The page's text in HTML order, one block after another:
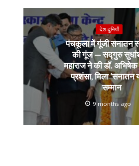
देश-दुनियाँ
पंचकूला में गूंजी सनातन
की गूंज — सद्गुरु
महाराज ने की डॉ. अभिषेक
प्रशंसा, मिला ‘सनातन
सम्मान
9 months ago